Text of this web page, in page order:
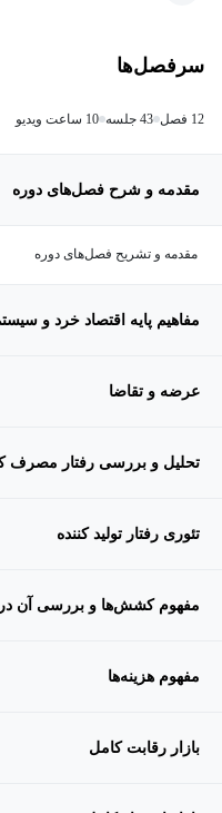
سرفصل‌ها
12 فصل 43 جلسه 10 ساعت ویدیو
مقدمه و شرح فصل‌های دوره
مقدمه و تشریح فصل‌های دوره
مفاهیم پایه اقتصاد خرد و
عرضه و تقاضا
تحلیل و بررسی رفتار مصرف
تئوری رفتار تولید کننده
مفهوم کشش‌ها و بررسی آن در
مفهوم هزینه‌ها
بازار رقابت کامل